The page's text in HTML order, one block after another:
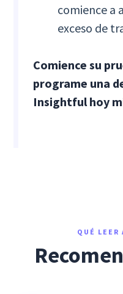
comience a
exceso de
Comience su
programe una
Insightful hoy
QUÉ LEER